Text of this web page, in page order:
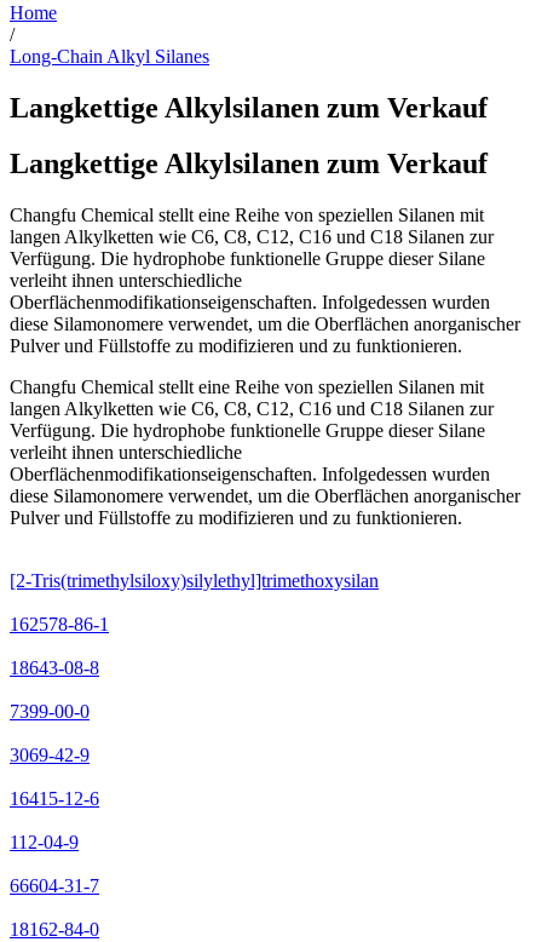
Home
/
Long-Chain Alkyl Silanes
Langkettige Alkylsilanen zum Verkauf
Langkettige Alkylsilanen zum Verkauf
Changfu Chemical stellt eine Reihe von speziellen Silanen mit
langen Alkylketten wie C6, C8, C12, C16 und C18 Silanen zur
Verfügung. Die hydrophobe funktionelle Gruppe dieser Silane
verleiht ihnen unterschiedliche
Oberflächenmodifikationseigenschaften. Infolgedessen wurden
diese Silamonomere verwendet, um die Oberflächen anorganischer
Pulver und Füllstoffe zu modifizieren und zu funktionieren.
Changfu Chemical stellt eine Reihe von speziellen Silanen mit
langen Alkylketten wie C6, C8, C12, C16 und C18 Silanen zur
Verfügung. Die hydrophobe funktionelle Gruppe dieser Silane
verleiht ihnen unterschiedliche
Oberflächenmodifikationseigenschaften. Infolgedessen wurden
diese Silamonomere verwendet, um die Oberflächen anorganischer
Pulver und Füllstoffe zu modifizieren und zu funktionieren.
[2-Tris(trimethylsiloxy)silylethyl]trimethoxysilan
162578-86-1
18643-08-8
7399-00-0
3069-42-9
16415-12-6
112-04-9
66604-31-7
18162-84-0